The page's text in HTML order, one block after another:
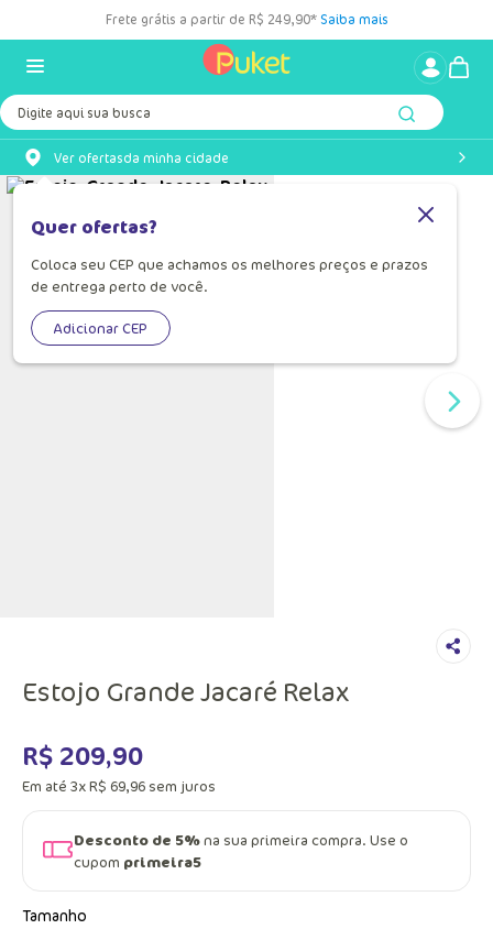
Frete grátis a partir de R$ 249,90* Saiba mais
Digite aqui sua busca
Ver ofertasda minha cidade
Quer ofertas?
Coloca seu CEP que achamos os melhores preços e prazos
de entrega perto de você.
Adicionar CEP
Estojo Grande Jacaré Relax
R$ 209,90
Em até 3xR$ 69,96 sem juros
Desconto de 5%na sua primeira compra. Use o
cupom primeira5
Tamanho